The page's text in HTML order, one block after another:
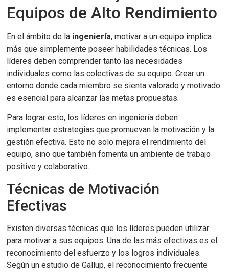
Equipos de Alto Rendimiento
En el ámbito de la ingeniería, motivar a un equipo implica
más que simplemente poseer habilidades técnicas. Los
líderes deben comprender tanto las necesidades
individuales como las colectivas de su equipo. Crear un
entorno donde cada miembro se sienta valorado y motivado
es esencial para alcanzar las metas propuestas.
Para lograr esto, los líderes en ingeniería deben
implementar estrategias que promuevan la motivación y la
gestión efectiva. Esto no solo mejora el rendimiento del
equipo, sino que también fomenta un ambiente de trabajo
positivo y colaborativo.
Técnicas de Motivación
Efectivas
Existen diversas técnicas que los líderes pueden utilizar
para motivar a sus equipos. Una de las más efectivas es el
reconocimiento del esfuerzo y los logros individuales.
Según un estudio de Gallup, el reconocimiento frecuente